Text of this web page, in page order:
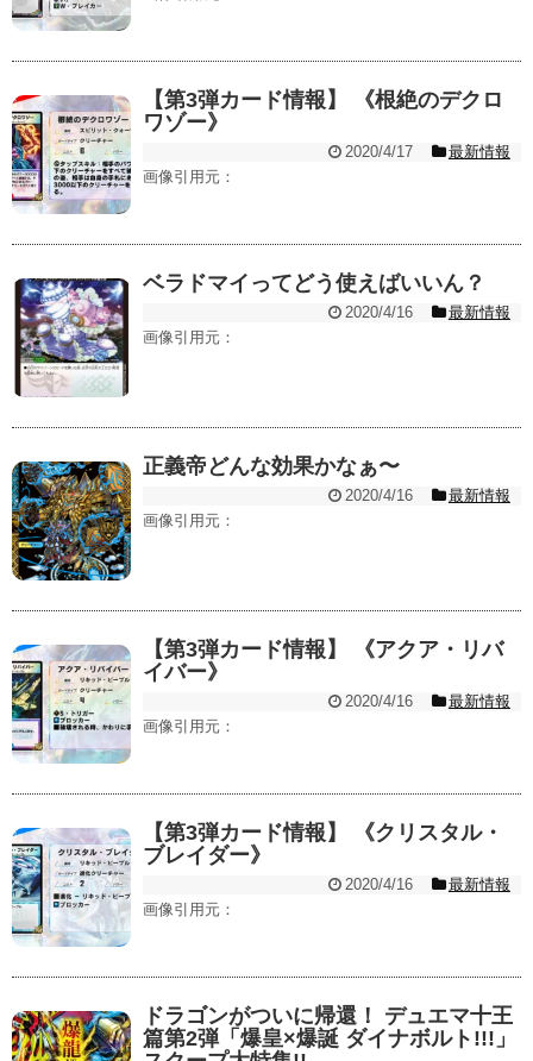
【第3弾カード情報】 《根絶のデクロ
ワゾー》
2020/4/17
最新情報
画像引用元：
ベラドマイってどう使えばいいん？
2020/4/16
最新情報
画像引用元：
正義帝どんな効果かなぁ〜
2020/4/16
最新情報
画像引用元：
【第3弾カード情報】 《アクア・リバ
イバー》
2020/4/16
最新情報
画像引用元：
【第3弾カード情報】 《クリスタル・
ブレイダー》
2020/4/16
最新情報
画像引用元：
ドラゴンがついに帰還！ デュエマ十王
篇第2弾「爆皇×爆誕 ダイナボルト!!!」